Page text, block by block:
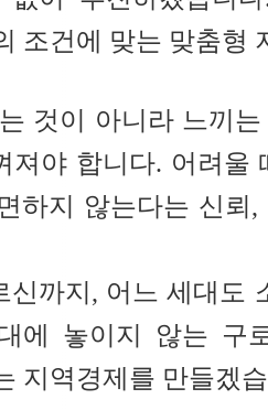
조건에 맞는 맞춤형
것이 아니라 느끼
져야 합니다. 어려울
하지 않는다는 신뢰
신까지, 어느 세대도
에 놓이지 않는 구
지역경제를 만들겠